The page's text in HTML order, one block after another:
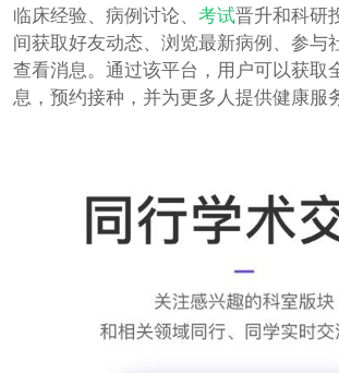
临床经验、病例讨论、 考试晋升和科研
间获取好友动态、浏览最新病例、参与
查看消息。通过该平台，用户可以获取
息，预约接种，并为更多人提供健康服